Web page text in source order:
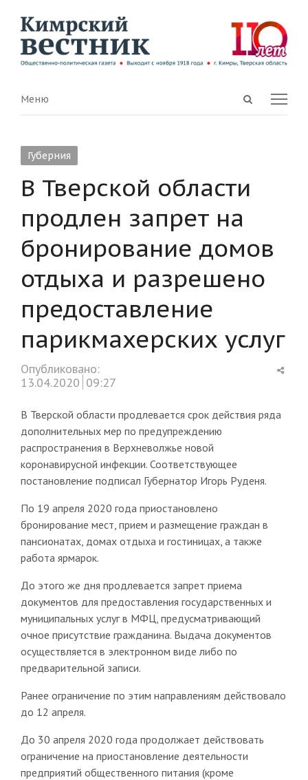
Open
Menu
Меню
Губерния
В Тверской области
продлен запрет на
бронирование домов
отдыха и разрешено
предоставление
парикмахерских услуг
Опубликовано:
13.04.2020 09:27
В Тверской области продлевается срок действия ряда
дополнительных мер по предупреждению
распространения в Верхневолжье новой
коронавирусной инфекции. Соответствующее
постановление подписал Губернатор Игорь Руденя.
По 19 апреля 2020 года приостановлено
бронирование мест, прием и размещение граждан в
пансионатах, домах отдыха и гостиницах, а также
работа ярмарок.
До этого же дня продлевается запрет приема
документов для предоставления государственных и
муниципальных услуг в МФЦ, предусматривающий
очное присутствие гражданина. Выдача документов
осуществляется в электронном виде либо по
предварительной записи.
Ранее ограничение по этим направлениям действовало
до 12 апреля.
До 30 апреля 2020 года продолжает действовать
ограничение на приостановление деятельности
предприятий общественного питания (кроме